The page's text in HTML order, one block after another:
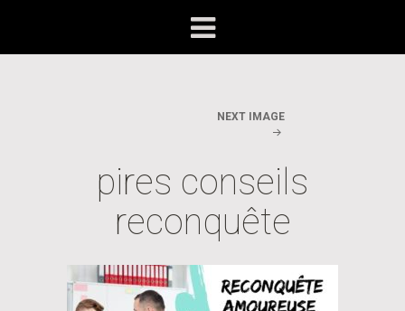
NEXT IMAGE
pires conseils
reconquête